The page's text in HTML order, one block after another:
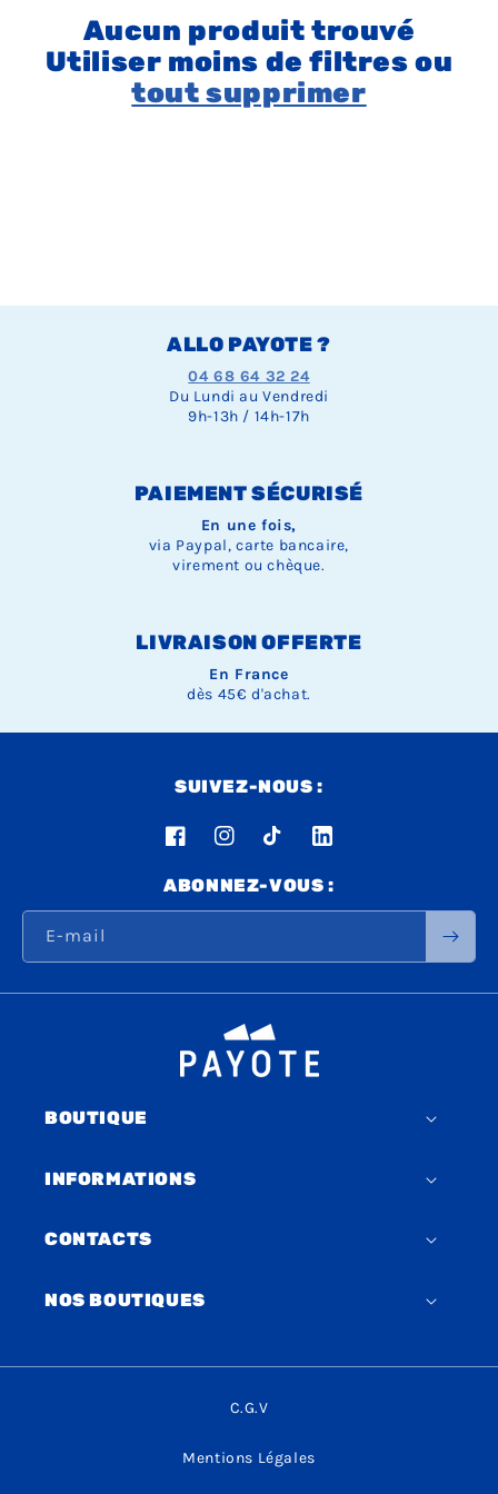
Aucun produit trouvé
Utiliser moins de filtres ou
tout supprimer
ALLO PAYOTE ?
04 68 64 32 24
Du Lundi au Vendredi
9h-13h / 14h-17h
PAIEMENT SÉCURISÉ
En une fois,
via Paypal, carte bancaire,
virement ou chèque.
LIVRAISON OFFERTE
En France
dès 45€ d'achat.
SUIVEZ-NOUS :
FacebookInstagramTikTok LinkedIn
ABONNEZ-VOUS :
E-mail
BOUTIQUE
INFORMATIONS
CONTACTS
NOS BOUTIQUES
C.G.V
Mentions Légales